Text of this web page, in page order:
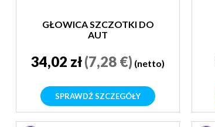
GŁOWICA SZCZOTKI DO
AUT
34,02 zł(7,28 €) (netto)
SPRAWDŹ SZCZEGÓŁY